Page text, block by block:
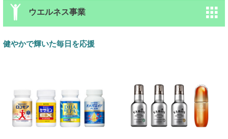
ウエルネス事業
健やかで輝いた毎日を応援